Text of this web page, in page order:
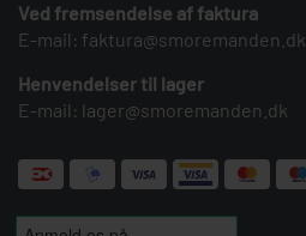
Ved fremsendelse af faktura
E-mail: faktura@smoremanden.dk
Henvendelser til lager
E-mail: lager@smoremanden.dk